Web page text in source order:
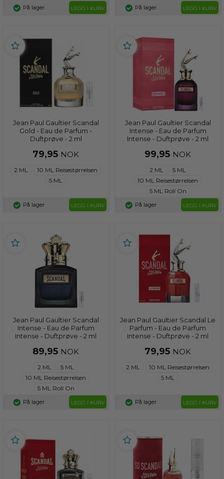
På lager LEGG I KURV På lager LEGG I KURV
Jean Paul Gaultier Scandal
Gold - Eau de Parfum -
Duftprøve - 2 ml
79,95 NOK
2 ML
10 ML Reisestørrelsen
5 ML
På lager LEGG I KURV
Jean Paul Gaultier Scandal
Intense - Eau de Parfum
Intense - Duftprøve - 2 ml
99,95 NOK
2 ML
5 ML
10 ML Reisestørrelsen
5 ML Roll On
På lager LEGG I KURV
Jean Paul Gaultier Scandal
Intense - Eau de Parfum
Intense - Duftprøve - 2 ml
89,95 NOK
2 ML
5 ML
10 ML Reisestørrelsen
5 ML Roll On
På lager LEGG I KURV
Jean Paul Gaultier Scandal Le
Parfum - Eau de Parfum
Intense - Duftprøve - 2 ml
79,95 NOK
2 ML
10 ML Reisestørrelsen
5 ML
På lager LEGG I KURV